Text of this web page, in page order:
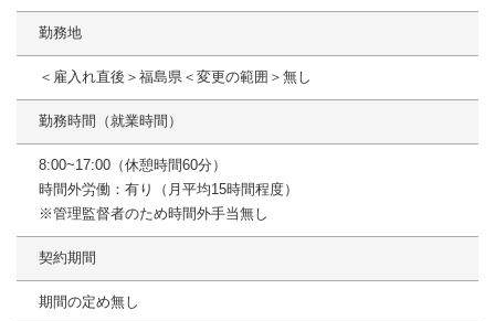
勤務地
＜雇入れ直後＞福島県＜変更の範囲＞無し
勤務時間（就業時間）
8:00~17:00（休憩時間60分）
時間外労働：有り（月平均15時間程度）
※管理監督者のため時間外手当無し
契約期間
期間の定め無し